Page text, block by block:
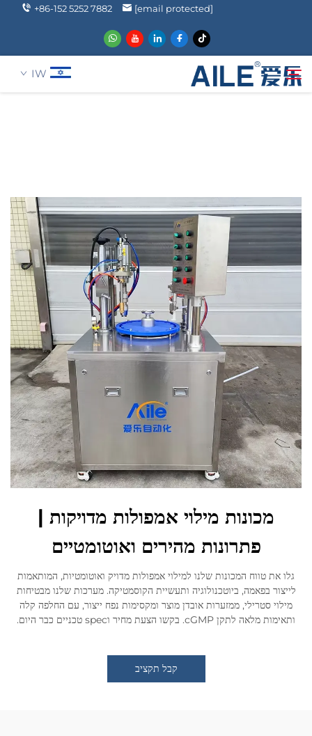
+86-152 5252 7882 [email protected]
IW
הֲלָכוֹת
חֲדָשִים
שאלה נפוצה
לְהִתְחַבֵּר אֵלֵינוּ
מכונות מילוי אמפולות מדויקות |
פתרונות מהירים ואוטומטיים
גלו את טווח המכונות שלנו למילוי אמפולות מדויק ואוטומטיות, המותאמות
לייצור בפאמה, ביוטכנולוגיה ותעשיית הקוסמטיקה. מערכות שלנו מבטיחות
מילוי סטרילי, ממזערות אובדן מוצר ומקסימות נפח ייצור, עם החלפה קלה
ותאימות מלאה לתקן cGMP. בקשו הצעת מחיר וspec טכניים כבר היום.
קבל תקציב